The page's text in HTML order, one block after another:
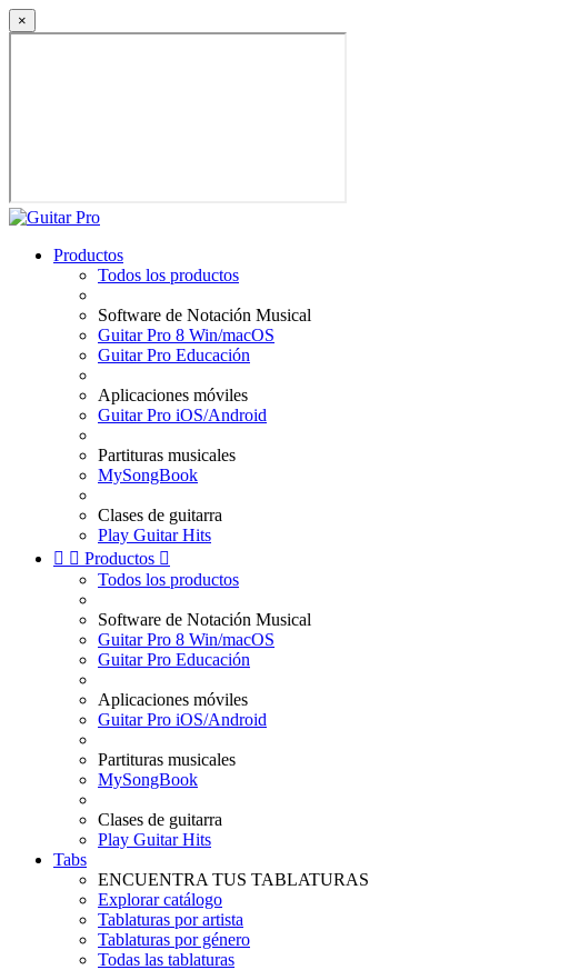
×
Productos
Todos los productos
Software de Notación Musical
Guitar Pro 8 Win/macOS
Guitar Pro Educación
Aplicaciones móviles
Guitar Pro iOS/Android
Partituras musicales
MySongBook
Clases de guitarra
Play Guitar Hits
  Productos 
Todos los productos
Software de Notación Musical
Guitar Pro 8 Win/macOS
Guitar Pro Educación
Aplicaciones móviles
Guitar Pro iOS/Android
Partituras musicales
MySongBook
Clases de guitarra
Play Guitar Hits
Tabs
ENCUENTRA TUS TABLATURAS
Explorar catálogo
Tablaturas por artista
Tablaturas por género
Todas las tablaturas